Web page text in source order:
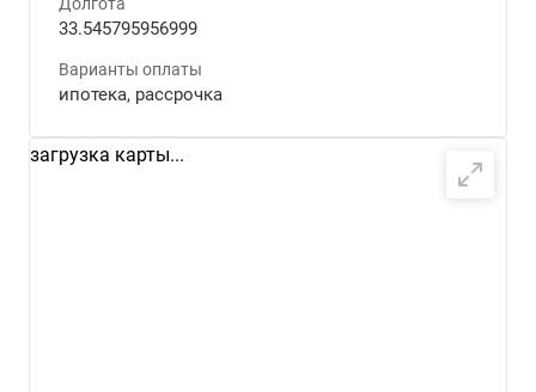
Долгота
33.545795956999
Варианты оплаты
ипотека, рассрочка
загрузка карты...